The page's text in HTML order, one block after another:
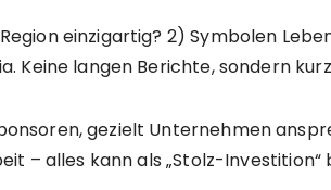
einzigartig? 2) Symbolen
Keine langen Berichte, sondern
gezielt Unternehmen
– alles kann als „Stolz-